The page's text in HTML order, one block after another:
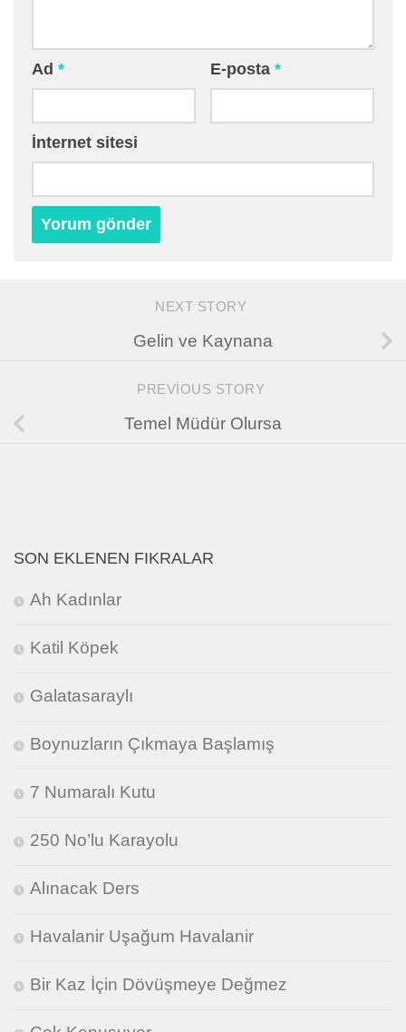
Ad * E-posta *
İnternet sitesi
NEXT STORY
Gelin ve Kaynana
PREVIOUS STORY
Temel Müdür Olursa
SON EKLENEN FIKRALAR
Ah Kadınlar
Katil Köpek
Galatasaraylı
Boynuzların Çıkmaya Başlamış
7 Numaralı Kutu
250 No’lu Karayolu
Alınacak Ders
Havalanir Uşağum Havalanir
Bir Kaz İçin Dövüşmeye Değmez